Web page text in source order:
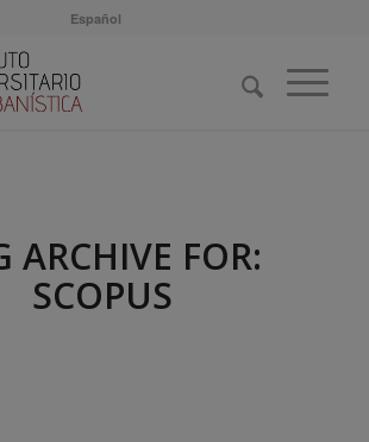
Español
ARCHIVE FOR:
SCOPUS